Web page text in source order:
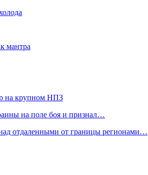
мантра
на крупном НПЗ
на поле боя и признал…
отдаленными от границы регионами…